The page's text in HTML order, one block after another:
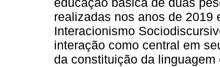
realizadas nos anos de 2019
Interacionismo
interação como central em
da constituição da linguagem